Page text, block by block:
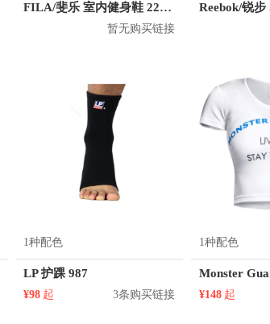
FILA/斐乐 室内健身鞋 22732609 训练鞋
暂无购买链接
1种配色
LP 护踝 987
¥98 起 3条购买链接
1种配色
¥148 起